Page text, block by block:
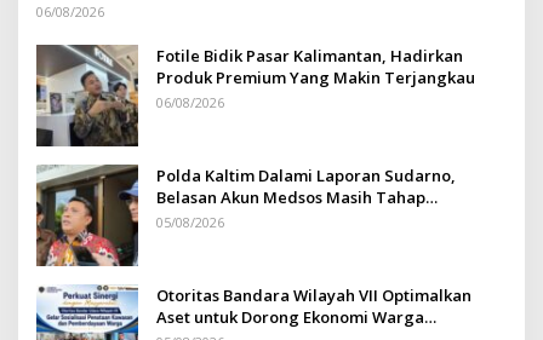
06/08/2026
Fotile Bidik Pasar Kalimantan, Hadirkan
Produk Premium Yang Makin Terjangkau
06/08/2026
Polda Kaltim Dalami Laporan Sudarno,
Belasan Akun Medsos Masih Tahap
Penyelidikan
05/08/2026
Otoritas Bandara Wilayah VII Optimalkan
Aset untuk Dorong Ekonomi Warga